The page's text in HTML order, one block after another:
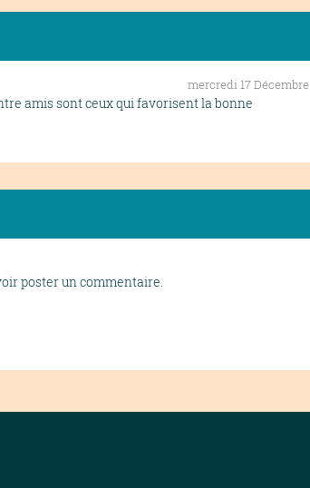
mercredi 17 Décembre
amis sont ceux qui favorisent la bonne
poster un commentaire.